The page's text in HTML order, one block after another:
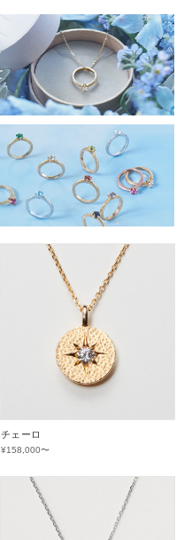
チェーロ
¥158,000〜